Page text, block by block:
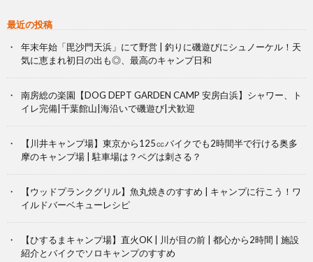
最近の投稿
年末年始「毘沙門天浜」にて野営 | 釣りに磯遊びにシュノーケル！天
気に恵まれ初日の出も◎、最高のキャンプ日和
南房総の楽園【DOG DEPT GARDEN CAMP 安房白浜】シャワー、ト
イレ完備|千葉館山|海沿いで磯遊び|犬歓迎
【川井キャンプ場】東京から125㏄バイクでも2時間半で行ける奥多
摩のキャンプ場 | 駐車場は？ペグは刺さる？
【ウッドプランクグリル】魚丸焼きのすすめ | キャンプに行こう！ワ
イルドバーベキューレシピ
【ひするまキャンプ場】直火OK | 川が目の前 | 都心から2時間 | 施設
紹介とバイクでソロキャンプのすすめ